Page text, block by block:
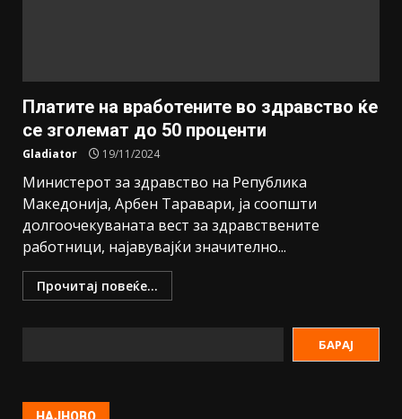
Платите на вработените во здравство ќе
се зголемат до 50 проценти
Gladiator 19/11/2024
Министерот за здравство на Република
Македонија, Арбен Таравари, ја соопшти
долгоочекуваната вест за здравствените
работници, најавувајќи значително...
Прочитај повеќе...
БАРАЈ